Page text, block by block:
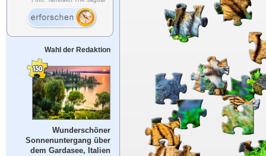
Wahl der Redaktion
Wunderschöner
Sonnenuntergang über
dem Gardasee, Italien